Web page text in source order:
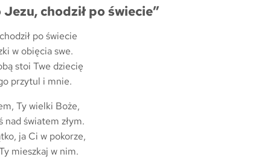
chodził po świecie”
po świecie
w obięcia swe.
stoi Twe dziecię
przytul i mnie.
Ty wielki Boże,
nad światem złym.
ja Ci w pokorze,
mieszkaj w nim.